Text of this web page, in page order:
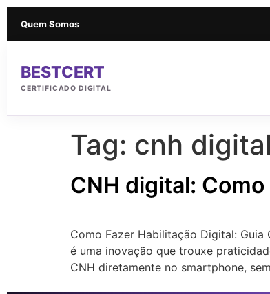
Quem Somos
BESTCERT
CERTIFICADO DIGITAL
Tag: cnh
CNH digital:
Como Fazer Habilitação Digital:
é uma inovação que trouxe
CNH diretamente no smartphone,